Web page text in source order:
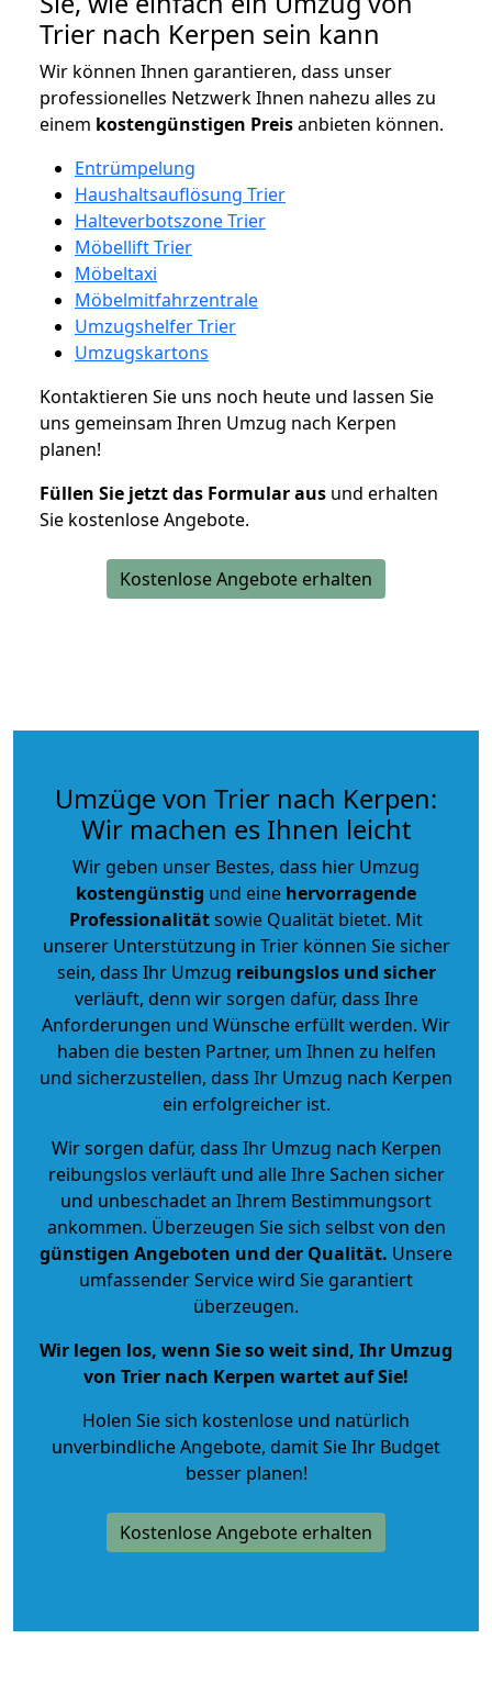
Trier nach Kerpen sein kann
Wir können Ihnen garantieren, dass unser
professionelles Netzwerk Ihnen nahezu alles zu
einem kostengünstigen Preisanbieten können.
Entrümpelung
Haushaltsauflösung Trier
Halteverbotszone Trier
Möbellift Trier
Möbeltaxi
Möbelmitfahrzentrale
Umzugshelfer Trier
Umzugskartons
Kontaktieren Sie uns noch heute und lassen Sie
uns gemeinsam Ihren Umzug nach Kerpen
planen!
Füllen Sie jetzt das Formular aus und erhalten
Sie kostenlose Angebote.
Kostenlose Angebote erhalten
Umzüge von Trier nach Kerpen:
Wir machen es Ihnen leicht
Wir geben unser Bestes, dass hier Umzug
kostengünstig und eine hervorragende
Professionalitätsowie Qualität bietet. Mit
unserer Unterstützung in Trier können Sie sicher
sein, dass Ihr Umzug reibungslos und sicher
verläuft, denn wir sorgen dafür, dass Ihre
Anforderungen und Wünsche erfüllt werden. Wir
haben die besten Partner, um Ihnen zu helfen
und sicherzustellen, dass Ihr Umzug nach Kerpen
ein erfolgreicher ist.
Wir sorgen dafür, dass Ihr Umzug nach Kerpen
reibungslos verläuft und alle Ihre Sachen sicher
und unbeschadet an Ihrem Bestimmungsort
ankommen. Überzeugen Sie sich selbst von den
günstigen Angeboten und der Qualität. Unsere
umfassender Service wird Sie garantiert
überzeugen.
Wir legen los, wenn Sie so weit sind, Ihr Umzug
von Trier nach Kerpen wartet auf Sie!
Holen Sie sich kostenlose und natürlich
unverbindliche Angebote, damit Sie Ihr Budget
besser planen!
Kostenlose Angebote erhalten